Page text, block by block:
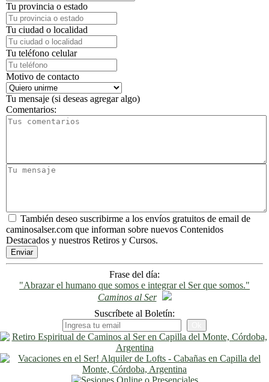
Tu provincia o estado
Tu ciudad o localidad
Tu teléfono celular
Motivo de contacto
Tu mensaje (si deseas agregar algo)
Comentarios:
También deseo suscribirme a los envíos gratuitos de email de
caminosalser.com que informan sobre nuevos Contenidos
Destacados y nuestros Retiros y Cursos.
Frase del día:
"Abrazar el humano que somos e integrar el Ser que somos."
Caminos al Ser
Suscríbete al Boletín: